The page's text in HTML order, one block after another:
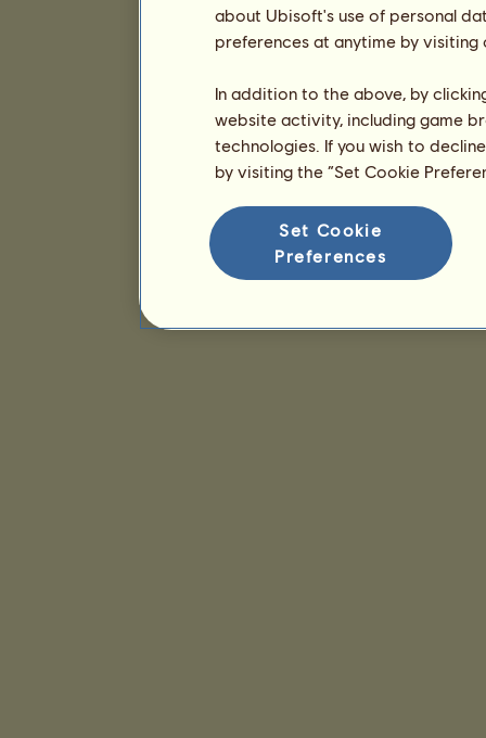
about Ubisoft's use of personal
preferences at anytime by
In addition to the above, by
website activity, including game
technologies. If you wish to
by visiting the “Set Cookie
Set Cookie
Preferences